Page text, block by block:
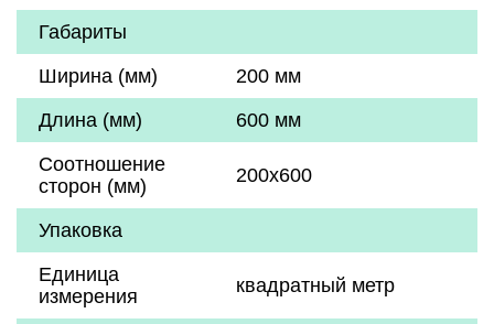
Габариты
Ширина (мм)
200 мм
Длина (мм)
600 мм
Соотношение
сторон (мм)
200х600
Упаковка
Единица
измерения
квадратный метр